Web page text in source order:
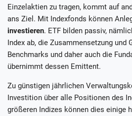
Einzelaktien zu tragen, kommt auf
ans Ziel. Mit Indexfonds können
investieren. ETF bilden passiv,
Index ab, die Zusammensetzung und
Benchmarks und daher auch die
übernimmt dessen Emittent.
Zu günstigen jährlichen
Investition über alle Positionen des
größeren Indizes können dies einige